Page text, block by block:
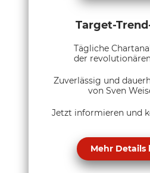
Target-
Tägliche
der
Zuverlässig und
von Sven
Jetzt informieren und
Mehr Details